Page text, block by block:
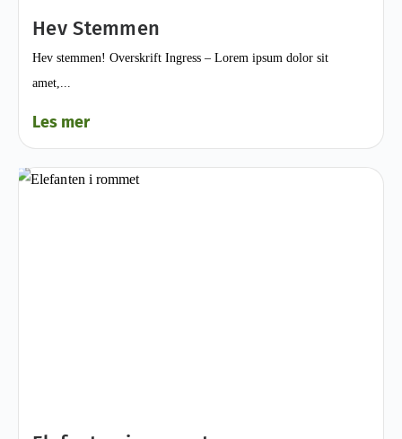
Hev Stemmen
Hev stemmen! Overskrift Ingress – Lorem ipsum dolor sit
amet,...
Les mer